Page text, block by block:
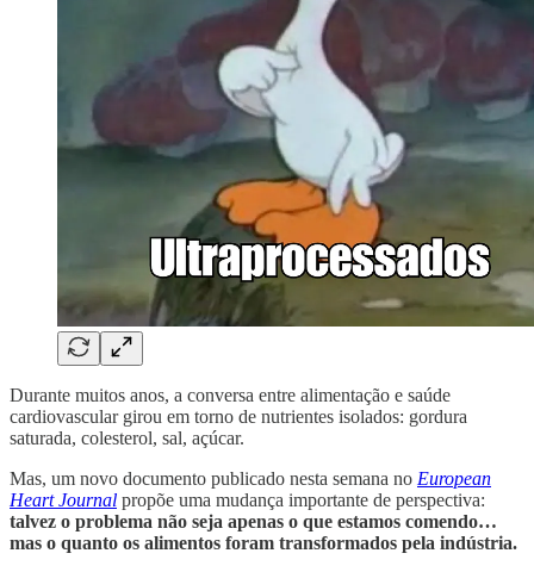
Durante muitos anos, a conversa entre alimentação e saúde
cardiovascular girou em torno de nutrientes isolados: gordura
saturada, colesterol, sal, açúcar.
Mas, um novo documento publicado nesta semana no European
Heart Journal propõe uma mudança importante de perspectiva:
talvez o problema não seja apenas o que estamos comendo…
mas o quanto os alimentos foram transformados pela indústria.